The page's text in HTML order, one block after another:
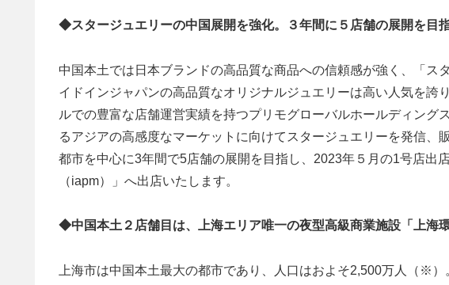
◆スタージュエリーの中国展開を強化。３年間に５店舗の展開を目
中国本土では日本ブランドの高品質な商品への信頼感が強く、「ス
イドインジャパンの高品質なオリジナルジュエリーは高い人気を誇
ルでの豊富な店舗運営実績を持つプリモグローバルホールディング
るアジアの高感度なマーケットに向けてスタージュエリーを発信、
都市を中心に3年間で5店舗の展開を目指し、2023年５月の1号店出
（iapm）」へ出店いたします。
◆中国本土２店舗目は、上海エリア唯一の夜型高級商業施設「上海
上海市は中国本土最大の都市であり、人口はおよそ2,500万人（※